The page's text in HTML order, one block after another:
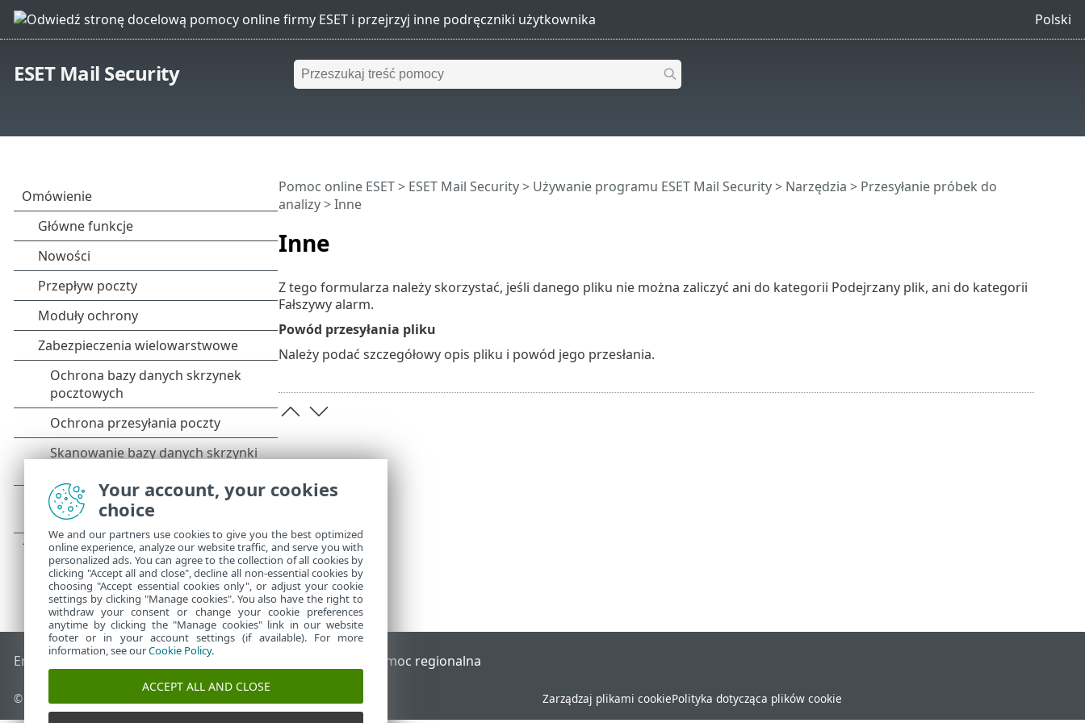
Polski
ESET Mail Security
Inne
Pomoc online ESET> ESET Mail Security> Używanie programu ESET Mail Security> Narzędzia > Przesyłanie próbek do
analizy> Inne
Z tego formularza należy skorzystać, jeśli danego pliku nie można zaliczyć ani do kategorii Podejrzany plik, ani do kategorii
Fałszywy alarm.
Powód przesyłania pliku
Należy podać szczegółowy opis pliku i powód jego przesłania.
End of Life Baza wiedzy ESET Forum ESET Pomoc regionalna
© 1992-2026 Zarządzaj plikami cookiePolityka dotycząca plików cookie
Your account, your cookies
choice
We and our partners use cookies to give you the best optimized
online experience, analyze our website traffic, and serve you with
personalized ads. You can agree to the collection of all cookies by
clicking "Accept all and close", decline all non-essential cookies by
choosing "Accept essential cookies only", or adjust your cookie
settings by clicking "Manage cookies". You also have the right to
withdraw your consent or change your cookie preferences
anytime by clicking the "Manage cookies" link in our website
footer or in your account settings (if available). For more
information, see ourCookie Policy.
ACCEPT ALL AND CLOSE